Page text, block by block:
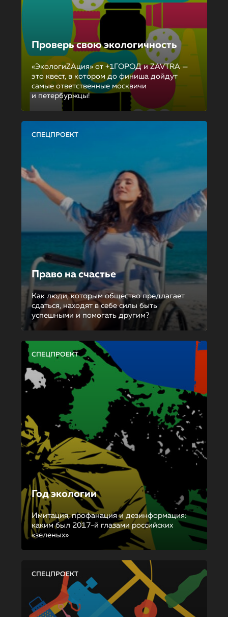
Проверь свою экологичность
«ЭкологиZAция» от +1ГОРОД и ZAVTRA —
это квест, в котором до финиша дойдут
самые ответственные москвичи
и петербуржцы!
СПЕЦПРОЕКТ
Право на счастье
Как люди, которым общество предлагает
сдаться, находят в себе силы быть
успешными и помогать другим?
СПЕЦПРОЕКТ
Год экологии
Имитация, профанация и дезинформация:
каким был 2017-й глазами российских
«зеленых»
СПЕЦПРОЕКТ